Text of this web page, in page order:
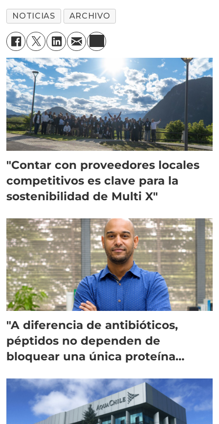
NOTICIAS ARCHIVO
"Contar con proveedores locales
competitivos es clave para la
sostenibilidad de Multi X"
"A diferencia de antibióticos,
péptidos no dependen de
bloquear una única proteína